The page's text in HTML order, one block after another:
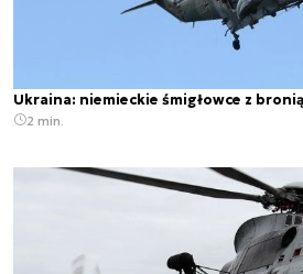
Ukraina: niemieckie śmigłowce z
2 min.